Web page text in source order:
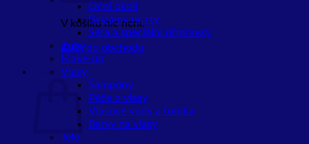
V košíku nic není.
Zpět do obchodu
Košík
Oční okolí
Balzámy na rty
Séra a speciální přípravky
Zuby
Make-up
Vlasy
Šampóny
Péče o vlasy
Vlasové vody a tonika
Barvy na vlasy
Tělo